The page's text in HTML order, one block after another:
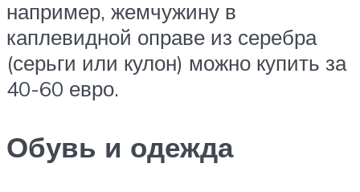
например, жемчужину в
каплевидной оправе из серебра
(серьги или кулон) можно купить за
40-60 евро.
Обувь и одежда